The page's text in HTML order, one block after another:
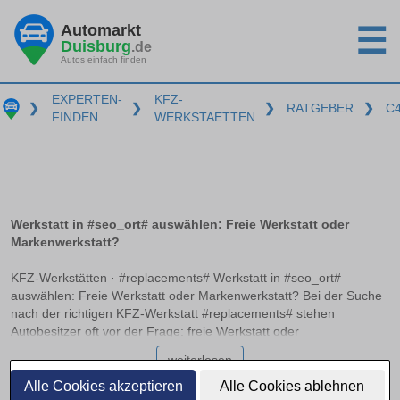
Alle Cookies akzeptieren Alle Cookies ablehnen
Automarkt
Duisburg.de
Autos einfach finden ☰
❯
EXPERTEN-
FINDEN
❯
KFZ-
WERKSTAETTEN
❯ RATGEBER ❯
Werkstatt in #seo_ort# auswählen: Freie Werkstatt oder
Markenwerkstatt?
KFZ-Werkstätten · #replacements# Werkstatt in #seo_ort#
auswählen: Freie Werkstatt oder Markenwerkstatt? Bei der Suche
nach der richtigen KFZ-Werkstatt #replacements# stehen
Autobesitzer oft vor der Frage: freie Werkstatt oder
Markenwerkstatt? Beide Optionen haben ihre Vor- und Nachteile,
und es ist wichtig, die Unterschiede zu kennen, um die richtige
Entscheidung zu treffen. Zertifizierungen wie ATU, Bosch oder
weiterlesen